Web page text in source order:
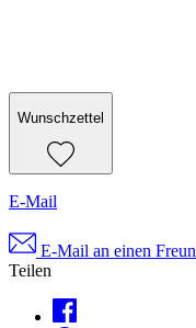
Wunschzettel
E-Mail
E-Mail an einen
Teilen